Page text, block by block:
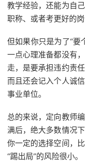
教学经验，还能为自
职称、或者考更好的
但如果你只是为了“要
一点心理准备都没有
走，是要承担违约责
而且还会记入个人诚
事业单位。
总的来说，定向教师
满后，绝大多数情况
你一定的选择空间，
“踢出局”的风险很小。